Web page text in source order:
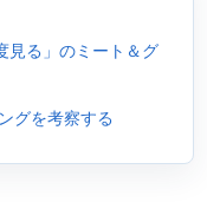
見る」のミート＆グ
グを考察する